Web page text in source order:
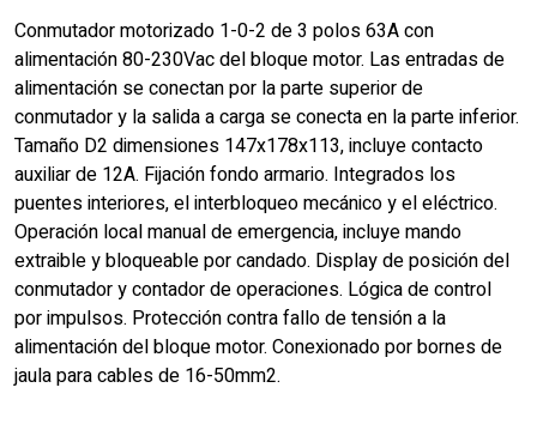
Conmutador motorizado 1-0-2 de 3 polos 63A con
alimentación 80-230Vac del bloque motor. Las entradas de
alimentación se conectan por la parte superior de
conmutador y la salida a carga se conecta en la parte inferior.
Tamaño D2 dimensiones 147x178x113, incluye contacto
auxiliar de 12A. Fijación fondo armario. Integrados los
puentes interiores, el interbloqueo mecánico y el eléctrico.
Operación local manual de emergencia, incluye mando
extraible y bloqueable por candado. Display de posición del
conmutador y contador de operaciones. Lógica de control
por impulsos. Protección contra fallo de tensión a la
alimentación del bloque motor. Conexionado por bornes de
jaula para cables de 16-50mm2.